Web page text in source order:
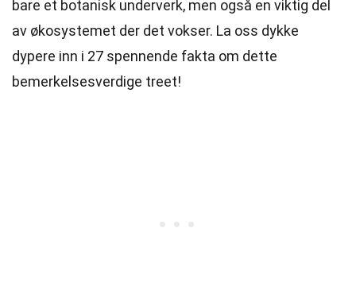
bare et botanisk underverk, men også en viktig del
av økosystemet der det vokser. La oss dykke
dypere inn i 27 spennende fakta om dette
bemerkelsesverdige treet!